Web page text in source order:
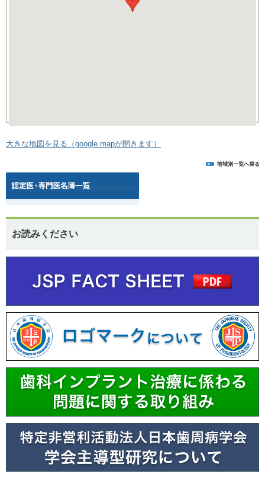
大きな地図を見る（google mapが開きます）
お読みください